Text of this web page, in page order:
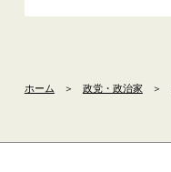
ホーム ＞ 政党・政治家 ＞